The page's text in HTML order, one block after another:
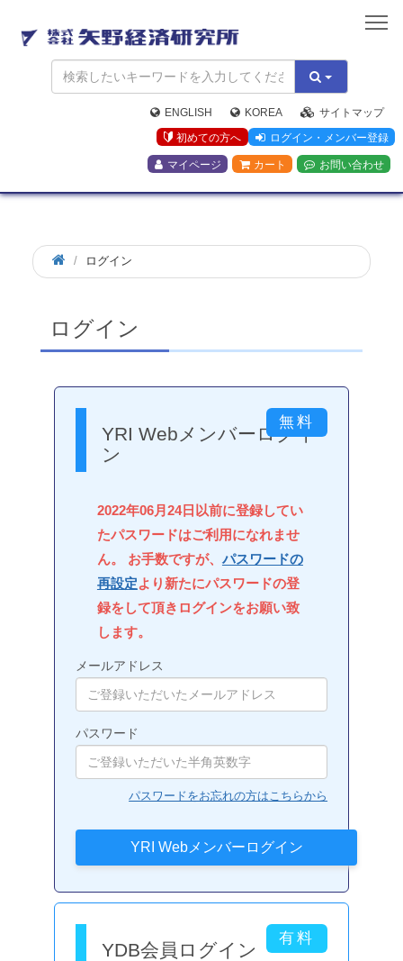
矢
野
経
済
研
究
所
ENGLISH KOREA
サイトマップ
初めての方へ
ログイン・メンバー登録
マイページ カート お問い合わせ
ログイン
ログイン
YRI Webメンバーログイ
ン
2022年06月24日以前に登録してい
たパスワードはご利用になれませ
ん。 お手数ですが、 パスワードの
再設定より新たにパスワードの登
録をして頂きログインをお願い致
します。
メールアドレス
パスワード
パスワードをお忘れの方はこちらから
YDB会員ログイン